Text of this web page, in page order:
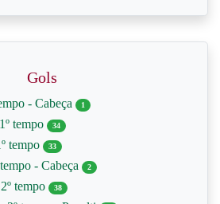
Gols
- Cabeça 1
tempo 34
tempo 33
- Cabeça 2
tempo 38